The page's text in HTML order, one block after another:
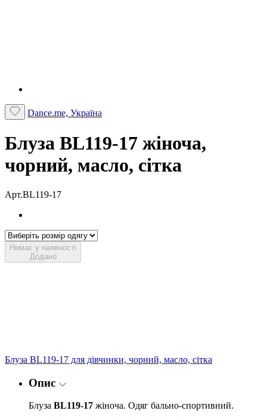
Dance.me, Україна
Блуза BL119-17 жіноча,
чорний, масло, сітка
Арт.BL119-17
Немає у наявності
Додано
Блуза BL119-17 для дівчинки, чорний, масло, сітка
Опис
Блуза BL119-17 жіноча. Одяг бально-спортивний.